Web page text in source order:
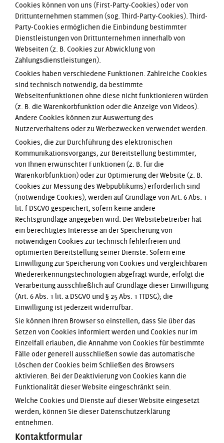
Cookies können von uns (First-Party-Cookies) oder von
Drittunternehmen stammen (sog. Third-Party-Cookies). Third-
Party-Cookies ermöglichen die Einbindung bestimmter
Dienstleistungen von Drittunternehmen innerhalb von
Webseiten (z. B. Cookies zur Abwicklung von
Zahlungsdienstleistungen).
Cookies haben verschiedene Funktionen. Zahlreiche Cookies
sind technisch notwendig, da bestimmte
Webseitenfunktionen ohne diese nicht funktionieren würden
(z. B. die Warenkorbfunktion oder die Anzeige von Videos).
Andere Cookies können zur Auswertung des
Nutzerverhaltens oder zu Werbezwecken verwendet werden.
Cookies, die zur Durchführung des elektronischen
Kommunikationsvorgangs, zur Bereitstellung bestimmter,
von Ihnen erwünschter Funktionen (z. B. für die
Warenkorbfunktion) oder zur Optimierung der Website (z. B.
Cookies zur Messung des Webpublikums) erforderlich sind
(notwendige Cookies), werden auf Grundlage von Art. 6 Abs. 1
lit. f DSGVO gespeichert, sofern keine andere
Rechtsgrundlage angegeben wird. Der Websitebetreiber hat
ein berechtigtes Interesse an der Speicherung von
notwendigen Cookies zur technisch fehlerfreien und
optimierten Bereitstellung seiner Dienste. Sofern eine
Einwilligung zur Speicherung von Cookies und vergleichbaren
Wiedererkennungstechnologien abgefragt wurde, erfolgt die
Verarbeitung ausschließlich auf Grundlage dieser Einwilligung
(Art. 6 Abs. 1 lit. a DSGVO und § 25 Abs. 1 TTDSG); die
Einwilligung ist jederzeit widerrufbar.
Sie können Ihren Browser so einstellen, dass Sie über das
Setzen von Cookies informiert werden und Cookies nur im
Einzelfall erlauben, die Annahme von Cookies für bestimmte
Fälle oder generell ausschließen sowie das automatische
Löschen der Cookies beim Schließen des Browsers
aktivieren. Bei der Deaktivierung von Cookies kann die
Funktionalität dieser Website eingeschränkt sein.
Welche Cookies und Dienste auf dieser Website eingesetzt
werden, können Sie dieser Datenschutzerklärung
entnehmen.
Kontaktformular